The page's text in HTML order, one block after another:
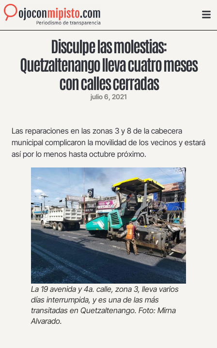
Disculpe las molestias:
Quetzaltenango lleva cuatro meses
con calles cerradas
julio 6, 2021
Las reparaciones en las zonas 3 y 8 de la cabecera
municipal complicaron la movilidad de los vecinos y estará
así por lo menos hasta octubre próximo.
La 19 avenida y 4a. calle, zona 3, lleva varios
días interrumpida, y es una de las más
transitadas en Quetzaltenango. Foto: Mirna
Alvarado.